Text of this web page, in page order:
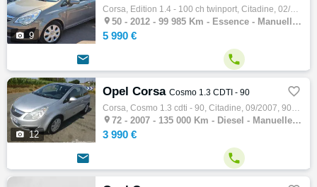
 9
Corsa, Edition 1.4 - 100 ch twinport, Citadine, 02/2012, 101ch, 6cv, 99985 km, 5 portes, 5 places, Essence, Boite de vitesse manuelle, Coul…
 50 - 2012 - 99 985 Km - Essence - Manuelle - Citadine
5 990 €
 
 12
Opel Corsa Cosmo 1.3 CDTI - 90 
Corsa, Cosmo 1.3 cdti - 90, Citadine, 09/2007, 90ch, 5cv, 135000 km, 3 portes, 5 places, Clim. manuelle, Diesel, Boite de vitesse manuelle,…
 72 - 2007 - 135 000 Km - Diesel - Manuelle - Citadine
3 990 €
 